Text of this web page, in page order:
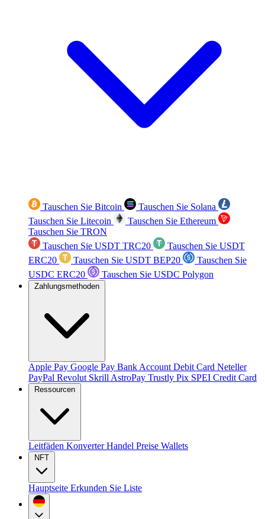
Tauschen Sie Bitcoin
Tauschen Sie Solana
Tauschen Sie Litecoin
Tauschen Sie Ethereum
Tauschen Sie TRON
Tauschen Sie USDT TRC20
Tauschen Sie USDT
ERC20
Tauschen Sie USDT BEP20
Tauschen Sie
USDC ERC20
Tauschen Sie USDC Polygon
Zahlungsmethoden
Apple Pay Google Pay Bank Account Debit Card Neteller
PayPal Revolut Skrill AstroPay Trustly Pix SPEI Credit Card
Ressourcen
Leitfäden KonverterHandel Preise Wallets
NFT
Hauptseite Erkunden Sie Liste